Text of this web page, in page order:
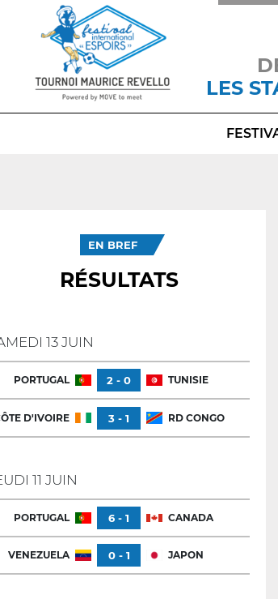
LES
EN BREF
RÉSULTATS
13 JUIN
PORTUGAL 2 - 0 TUNISIE
D'IVOIRE 3 - 1 RD CONGO
11 JUIN
PORTUGAL 6 - 1 CANADA
VENEZUELA 0 - 1 JAPON